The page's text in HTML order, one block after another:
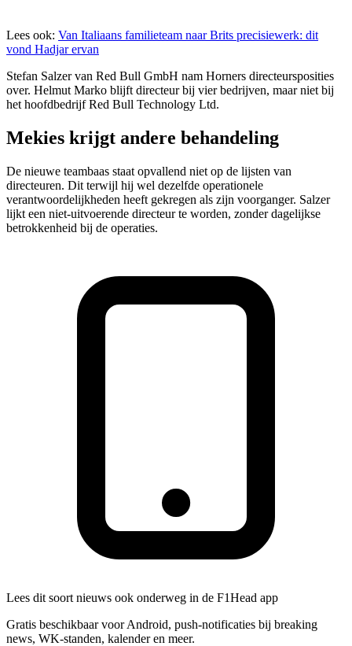
Lees ook: Van Italiaans familieteam naar Brits precisiewerk: dit
vond Hadjar ervan
Stefan Salzer van Red Bull GmbH nam Horners directeursposities
over. Helmut Marko blijft directeur bij vier bedrijven, maar niet bij
het hoofdbedrijf Red Bull Technology Ltd.
Mekies krijgt andere behandeling
De nieuwe teambaas staat opvallend niet op de lijsten van
directeuren. Dit terwijl hij wel dezelfde operationele
verantwoordelijkheden heeft gekregen als zijn voorganger. Salzer
lijkt een niet-uitvoerende directeur te worden, zonder dagelijkse
betrokkenheid bij de operaties.
Lees dit soort nieuws ook onderweg in de F1Head app
Gratis beschikbaar voor Android, push-notificaties bij breaking
news, WK-standen, kalender en meer.